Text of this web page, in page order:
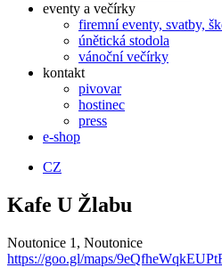
eventy a večírky
firemní eventy, svatby,
únětická stodola
vánoční večírky
kontakt
pivovar
hostinec
press
e-shop
CZ
Kafe U Žlabu
Noutonice 1, Noutonice
https://goo.gl/maps/